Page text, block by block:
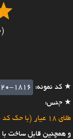
(690 کاربر امتیاز داده اند)
★ کد نمونه:
20-1816
★ جنس:
طلای 18 عیار (با حک کد طلای 18 عیار پشت کار)
و همچنین قابل ساخت با